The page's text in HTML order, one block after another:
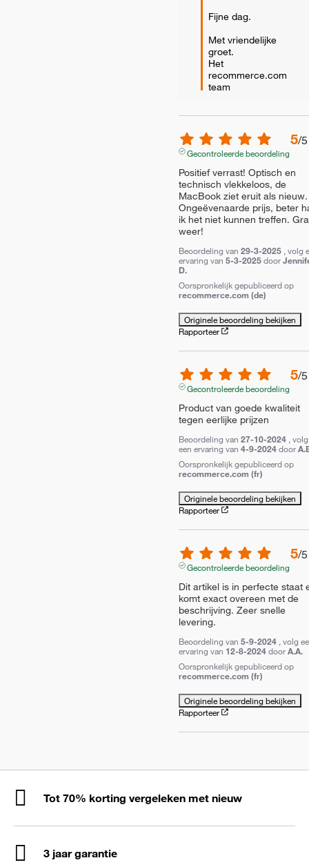
Fijne dag.
Met vriendelijke
groet.
Het
recommerce.com
team
5/5
Gecontroleerde beoordeling
Positief verrast! Optisch en
technisch vlekkeloos, de
MacBook ziet eruit als nieuw.
Ongeëvenaarde prijs, beter
ik het niet kunnen treffen.
weer!
Beoordeling van 29-3-2025 , volg
ervaring van 5-3-2025 door
D.
Oorspronkelijk gepubliceerd op
recommerce.com (de)
Originele beoordeling bekijken
Rapporteer
5/5
Gecontroleerde beoordeling
Product van goede kwaliteit
tegen eerlijke prijzen
Beoordeling van 27-10-2024 , volg
een ervaring van 4-9-2024 door
Oorspronkelijk gepubliceerd op
recommerce.com (fr)
Originele beoordeling bekijken
Rapporteer
5/5
Gecontroleerde beoordeling
Dit artikel is in perfecte staat
komt exact overeen met de
beschrijving. Zeer snelle
levering.
Beoordeling van 5-9-2024 , volg
ervaring van 12-8-2024 doorA.A.
Oorspronkelijk gepubliceerd op
recommerce.com (fr)
Originele beoordeling bekijken
Rapporteer
Tot 70% korting vergeleken met nieuw
3 jaar garantie